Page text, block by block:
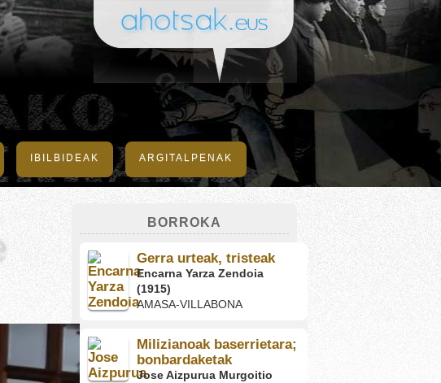
IBILBIDEAK ARGITALPENAK
BORROKA
Gerra urteak, tristeak
Encarna Yarza Zendoia
(1915)
AMASA-VILLABONA
Milizianoak baserrietara;
bonbardaketak
Jose Aizpurua Murgoitio